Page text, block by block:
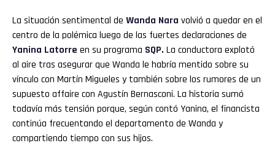
La situación sentimental de Wanda Nara volvió a quedar en el
centro de la polémica luego de las fuertes declaraciones de
Yanina Latorre en su programa SQP. La conductora explotó
al aire tras asegurar que Wanda le habría mentido sobre su
vínculo con Martín Migueles y también sobre los rumores de un
supuesto affaire con Agustín Bernasconi. La historia sumó
todavía más tensión porque, según contó Yanina, el financista
continúa frecuentando el departamento de Wanda y
compartiendo tiempo con sus hijos.